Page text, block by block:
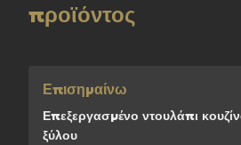
προϊόντος
Επισημαίνω
Επεξεργασμένο ντουλάπι
ξύλου